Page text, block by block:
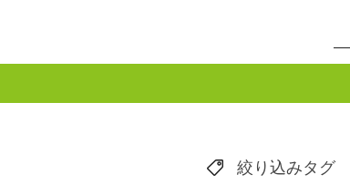
絞り込みタグ